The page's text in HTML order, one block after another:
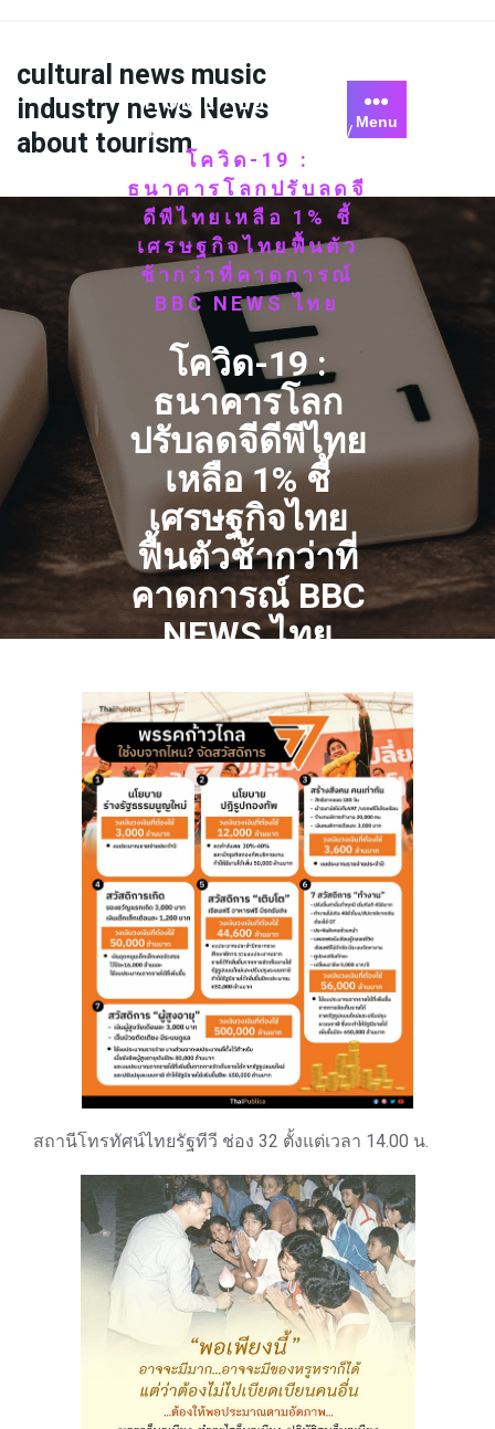
content
cultural news music
industry news News
about tourism
Menu
HOME/ข้อมูลใหม่
วงการเทคโนโลยี
/
โควิด-19 :
ธนาคารโลกปรับลดจี
ดีพีไทยเหลือ 1% ชี้
เศรษฐกิจไทยฟื้นตัว
ช้ากว่าที่คาดการณ์
BBC NEWS ไทย
โควิด-19 :
ธนาคารโลก
ปรับลดจีดีพีไทย
เหลือ 1% ชี้
เศรษฐกิจไทย
ฟื้นตัวช้ากว่าที่
คาดการณ์ BBC
NEWS ไทย
0 COMMENTS
0 TAGS
สถานีโทรทัศน์ไทยรัฐทีวี ช่อง 32 ตั้งแต่เวลา 14.00 น.